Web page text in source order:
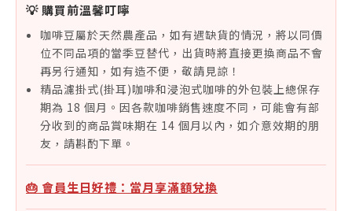
💡 購買前溫馨叮嚀
咖啡豆屬於天然農產品，如有遇缺貨的情況，將以同價
位不同品項的當季豆替代，出貨時將直接更換商品不會
再另行通知，如有造不便，敬請見諒！
精品濾掛式(掛耳)咖啡和浸泡式咖啡的外包裝上總保存
期為 18 個月。因各款咖啡銷售速度不同，可能會有部
分收到的商品賞味期在 14 個月以內，如介意效期的朋
友，請斟酌下單。
🎂 會員生日好禮：當月享滿額兌換